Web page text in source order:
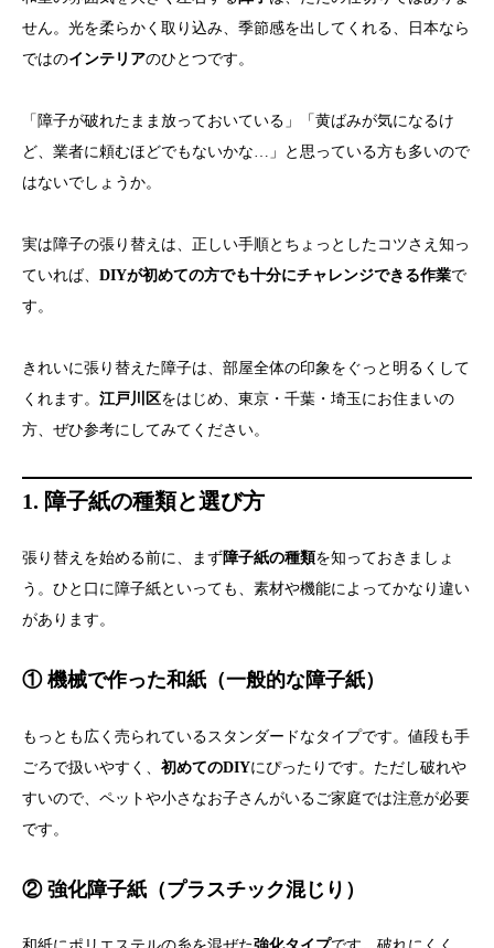
せん。光を柔らかく取り込み、季節感を出してくれる、日本なら
ではのインテリアのひとつです。
「障子が破れたまま放っておいている」「黄ばみが気になるけ
ど、業者に頼むほどでもないかな…」と思っている方も多いので
はないでしょうか。
実は障子の張り替えは、正しい手順とちょっとしたコツさえ知っ
ていれば、 DIYが初めての方でも十分にチャレンジできる作業で
す。
きれいに張り替えた障子は、部屋全体の印象をぐっと明るくして
くれます。 江戸川区をはじめ、東京・千葉・埼玉にお住まいの
方、ぜひ参考にしてみてください。
1. 障子紙の種類と選び方
張り替えを始める前に、まず障子紙の種類を知っておきましょ
う。ひと口に障子紙といっても、素材や機能によってかなり違い
があります。
① 機械で作った和紙（一般的な障子紙）
もっとも広く売られているスタンダードなタイプです。値段も手
ごろで扱いやすく、 初めてのDIYにぴったりです。ただし破れや
すいので、ペットや小さなお子さんがいるご家庭では注意が必要
です。
② 強化障子紙（プラスチック混じり）